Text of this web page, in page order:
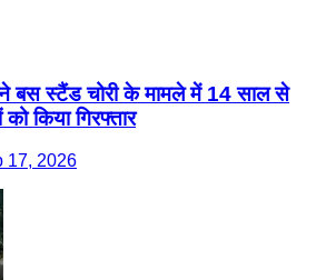
बस स्टैंड चोरी के मामले में 14 साल से
को किया गिरफ्तार
17, 2026